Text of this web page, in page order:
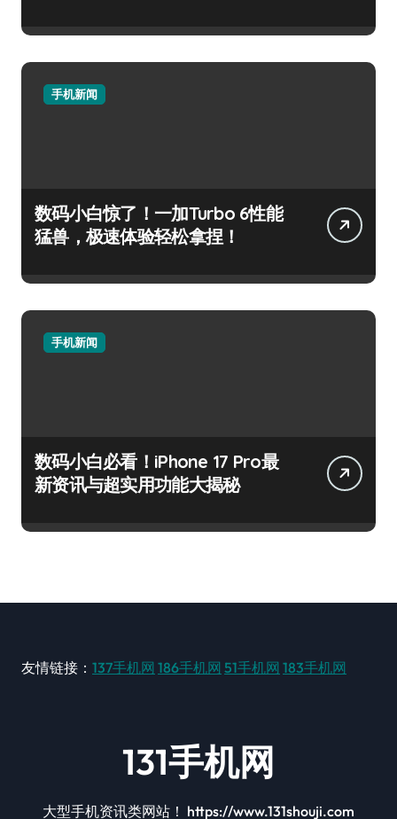
手机新闻
数码小白惊了！一加Turbo 6性能
猛兽，极速体验轻松拿捏！
手机新闻
数码小白必看！iPhone 17 Pro最
新资讯与超实用功能大揭秘
友情链接： 137手机网 186手机网 51手机网 183手机网
131手机网
大型手机资讯类网站！ https://www.131shouji.com